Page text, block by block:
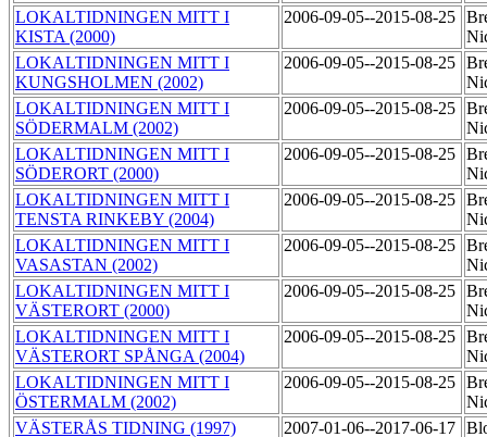
LOKALTIDNINGEN MITT I
KISTA (2000)
2006-09-05--2015-08-25
LOKALTIDNINGEN MITT I
KUNGSHOLMEN (2002)
2006-09-05--2015-08-25
LOKALTIDNINGEN MITT I
SÖDERMALM (2002)
2006-09-05--2015-08-25
LOKALTIDNINGEN MITT I
SÖDERORT (2000)
2006-09-05--2015-08-25
LOKALTIDNINGEN MITT I
TENSTA RINKEBY (2004)
2006-09-05--2015-08-25
LOKALTIDNINGEN MITT I
VASASTAN (2002)
2006-09-05--2015-08-25
LOKALTIDNINGEN MITT I
VÄSTERORT (2000)
2006-09-05--2015-08-25
LOKALTIDNINGEN MITT I
VÄSTERORT SPÅNGA (2004)
2006-09-05--2015-08-25
LOKALTIDNINGEN MITT I
ÖSTERMALM (2002)
2006-09-05--2015-08-25
VÄSTERÅS TIDNING (1997)
2007-01-06--2017-06-17